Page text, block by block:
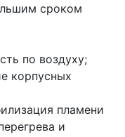
сроком
по воздуху;
корпусных
пламени
и